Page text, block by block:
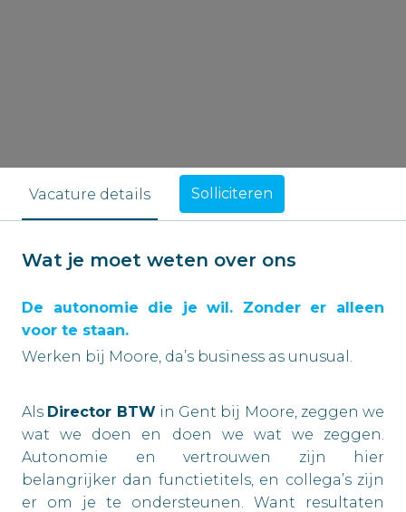
Vacature details Solliciteren
Wat je moet weten over ons
De autonomie die je wil. Zonder er alleen
voor te staan.
Werken bij Moore, da’s business as unusual.
Als Director BTWin Gent bij Moore, zeggen we
wat we doen en doen we wat we zeggen.
Autonomie en vertrouwen zijn hier
belangrijker dan functietitels, en collega’s zijn
er om je te ondersteunen. Want resultaten